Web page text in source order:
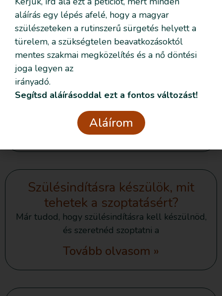
Ha nem (úgy) sikerült –
Javaslatok a kedvezőtlen
szülésélmény feldolgozására
Összeállította: Professzor dr. Varga Katalin
pszichológus és Ördögh Csilla pszichológus,
Tovább olvasom »
Szülésindításra készülök, mit
tehetek a szoptatásért?
Már tudod, hogy szülésindításra kell készülnöd,
és szeretnéd szoptatni a
Tovább olvasom »
aláírás egy lépés afelé, hogy a magyar
szülészeteken a rutinszerű sürgetés helyett a
türelem, a szükségtelen beavatkozásoktól
mentes szakmai megközelítés és a nő döntési
joga legyen az
irányadó.
Segítsd aláírásoddal ezt a fontos változást!
Aláírom